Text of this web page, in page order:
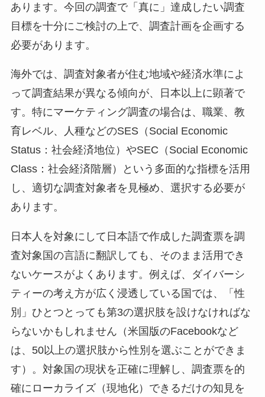
あります。今回の調査で「真に」達成したい調査
目標を十分にご検討の上で、調査計画を企画する
必要があります。
海外では、調査対象者が住む地域や経済水準によ
って調査結果が異なる傾向が、日本以上に顕著で
す。特にマーケティング調査の場合は、職業、教
育レベル、人種などのSES（Social Economic
Status：社会経済地位）やSEC（Social Economic
Class：社会経済階層）という多面的な指標を活用
し、適切な調査対象者を見極め、選択する必要が
あります。
日本人を対象にして日本語で作成した調査票を調
査対象国の言語に翻訳しても、そのまま活用でき
ないケースがよくあります。例えば、ダイバーシ
ティーの考え方が広く浸透している国では、「性
別」ひとつとっても第3の選択肢を設けなければな
らないかもしれません（米国版のFacebookなど
は、50以上の選択肢から性別を選ぶことができま
す）。対象国の現状を正確に理解し、調査票を的
確にローカライズ（現地化）できるだけの知見を